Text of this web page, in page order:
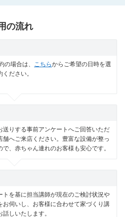
の流れ
の場合は、 こちらからご希望の日時を選
ださい。
送りする事前アンケートへご回答いただ
舗へご来店ください。豊富な設備が整っ
で、赤ちゃん連れのお客様も安心です。
トを基に担当講師が現在のご検討状況や
お伺いし、お客様に合わせて家づくり講
話しいたします。